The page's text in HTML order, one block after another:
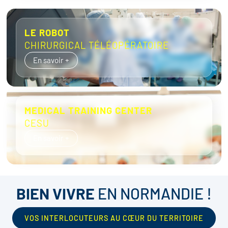
LE ROBOT
CHIRURGICAL TÉLÉOPÉRATOIRE
En savoir +
MEDICAL TRAINING CENTER
CESU
En savoir +
BIEN VIVRE EN NORMANDIE !
VOS INTERLOCUTEURS AU CŒUR DU TERRITOIRE